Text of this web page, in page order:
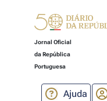
Jornal Oficial
da República
Portuguesa
Ajuda